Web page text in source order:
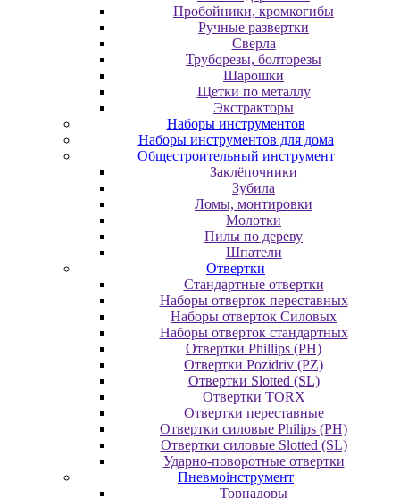
Пробойники, кромкогибы
Ручные развертки
Сверла
Труборезы, болторезы
Шарошки
Щетки по металлу
Экcтpaктopы
Наборы инструментов
Наборы инструментов для дома
Общестроительный инструмент
Заклёпочники
Зубила
Ломы, монтировки
Молотки
Пилы по дереву
Шпатели
Отвертки
Cтандартные отвертки
Наборы отверток переставных
Наборы отверток Силовых
Наборы отверток стандартных
Отвертки Phillips (PH)
Отвертки Pozidriv (PZ)
Отвертки Slotted (SL)
Отвертки TORX
Отвертки переставные
Отвертки силовые Philips (PH)
Отвертки силовые Slotted (SL)
Ударно-поворотные отвертки
Пневмоінструмент
Topнaдopы